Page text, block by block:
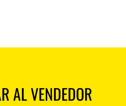
AL VENDEDOR